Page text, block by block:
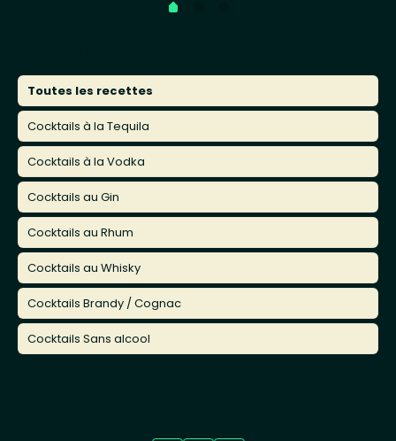
Toutes les recettes
Cocktails à la Tequila
Cocktails à la Vodka
Cocktails au Gin
Cocktails au Rhum
Cocktails au Whisky
Cocktails Brandy / Cognac
Cocktails Sans alcool